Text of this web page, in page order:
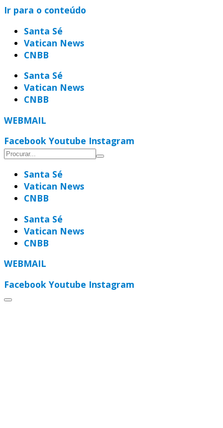
Ir para o conteúdo
Santa Sé
Vatican News
CNBB
Santa Sé
Vatican News
CNBB
WEBMAIL
Facebook Youtube Instagram
Santa Sé
Vatican News
CNBB
Santa Sé
Vatican News
CNBB
WEBMAIL
Facebook Youtube Instagram